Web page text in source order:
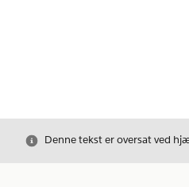
LukDenne tekst er oversat ved